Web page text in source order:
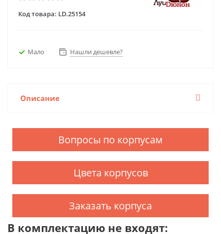
Код товара: LD.25154
Мало Нашли дешевле?
Описание
Вопросы по корпусам
Цвета корпусов
Заказать корпуса
В комплектацию не входят: